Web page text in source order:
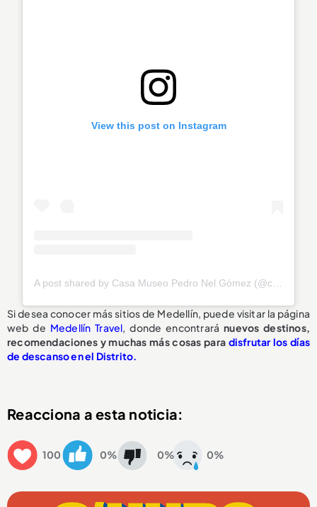
View this post on Instagram
A post shared by Casa Museo Pedro Nel Gómez (@casamuseopedronel)
Si desea conocer más sitios de Medellín, puede visitar la página
web de Medellín Travel, donde encontraránuevos destinos,
recomendaciones y muchas más cosas para disfrutar los días
de descanso en el Distrito.
Reacciona a esta noticia:
100 0% 0% 0%